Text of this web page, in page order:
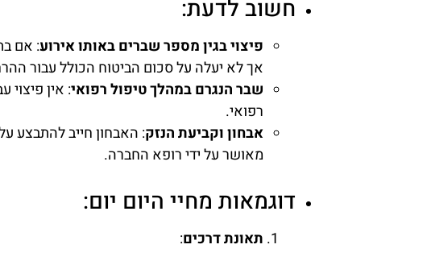
חשוב לדעת:
פיצוי בגין מספר שברים באותו אירוע: אם
אך לא יעלה על סכום הביטוח הכולל עבור
שבר הנגרם במהלך טיפול רפואי: אין
רפואי.
אבחון וקביעת הנזק: האבחון חייב להתבצע
מאושר על ידי רופא החברה.
דוגמאות מחיי היום יום:
תאונת דרכים: